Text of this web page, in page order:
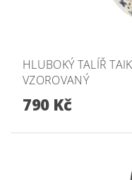
HLUBOKÝ TALÍŘ
VZOROVANÝ
790 Kč